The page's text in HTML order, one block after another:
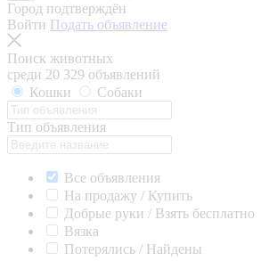
Город подтверждён
Войти Подать объявление
Поиск животных
среди 20 329 объявлений
Кошки
Собаки
Тип объявления
Все объявления
На продажу / Купить
Добрые руки / Взять бесплатно
Вязка
Потерялись / Найдены